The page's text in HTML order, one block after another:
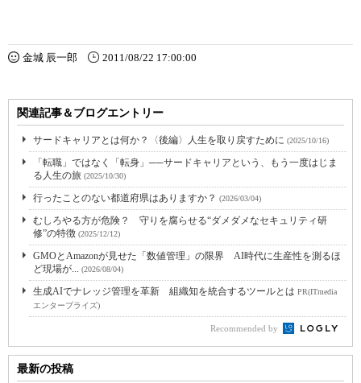
金城 辰一郎 2011/08/22 17:00:00
関連記事＆ブログエントリー
サードキャリアとは何か？〈後編〉人生を取り戻すために (2025/10/16)
「転職」ではなく「転身」──サードキャリアという、もう一度はじま
る人生の旅 (2025/10/30)
行ったことのない都道府県はありますか？ (2026/03/04)
むしろやる方が危険？ 守りを腐らせる“ダメダメなセキュリティ研
修”の特徴 (2025/12/12)
GMOとAmazonが見せた「数値管理」の限界 AI時代に生産性を測るほ
ど現場が... (2026/08/04)
生成AIでナレッジ管理を革新 組織知を統合するツールとは PR(ITmedia
エンタープライズ)
Recommended by
最新の投稿